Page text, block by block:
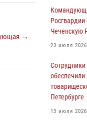
→
Иван
армии с
07 августа
округу
Кузнецова
07 августа
Чеченскую
23 июля
Петербурге
13 июля